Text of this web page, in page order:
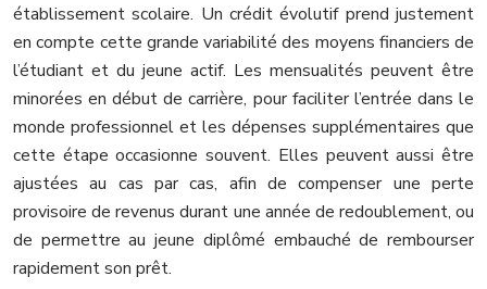
établissement scolaire. Un crédit évolutif prend justement
en compte cette grande variabilité des moyens financiers de
l’étudiant et du jeune actif. Les mensualités peuvent être
minorées en début de carrière, pour faciliter l’entrée dans le
monde professionnel et les dépenses supplémentaires que
cette étape occasionne souvent. Elles peuvent aussi être
ajustées au cas par cas, afin de compenser une perte
provisoire de revenus durant une année de redoublement, ou
de permettre au jeune diplômé embauché de rembourser
rapidement son prêt.